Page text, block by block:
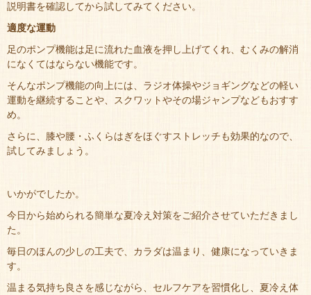
説明書を確認してから試してみてください。
適度な運動
足のポンプ機能は足に流れた血液を押し上げてくれ、むくみの解消
になくてはならない機能です。
そんなポンプ機能の向上には、ラジオ体操やジョギングなどの軽い
運動を継続することや、スクワットやその場ジャンプなどもおすす
め。
さらに、膝や腰・ふくらはぎをほぐすストレッチも効果的なので、
試してみましょう。
いかがでしたか。
今日から始められる簡単な夏冷え対策をご紹介させていただきまし
た。
毎日のほんの少しの工夫で、カラダは温まり、健康になっていきま
す。
温まる気持ち良さを感じながら、セルフケアを習慣化し、夏冷え体